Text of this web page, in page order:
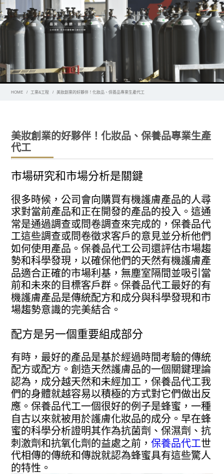
HOME 工業&工程 美妝創業的好夥伴！化妝品、保養品專業生產代工
美妝創業的好夥伴！化妝品、保養品專業生產
代工
市場研究和市場分析是關鍵
很多時候，公司會向購買有機護膚產品的人尋
求對當前產品和正在開發的產品的投入。這通
常是通過調查或問卷調查來完成的，保養品代
工這些調查或問卷徵求客戶的意見並分析他們
如何使用產品。保養品代工公司還評估市場趨
勢和科學發現，以確保他們的天然有機護膚產
品適合正確的市場利基，無塵室隔間並吸引當
前和未來的目標客戶群。保養品代工最好的有
機護膚產品是傳統配方和成分與科學發現和市
場趨勢意識的完美結合。
配方是另一個重要組成部分
有時，最好的產品是基於經過時間考驗的傳統
配方或配方。創造天然護膚品的一個關鍵理論
認為，成分越天然和未經加工，保養品代工我
們的身體就越容易以積極的方式對它們做出反
應。保養品代工一個很好的例子是蜂蜜，一種
自古以來就被用於護膚化妝品的成分。早在蜂
蜜的科學分析證明其作為抗菌劑、保濕劑、抗
刺激劑和抗氧化劑的益處之前，保養品代工世
代相傳的傳統和傳說就認為蜂蜜具有這些驚人
的特性。